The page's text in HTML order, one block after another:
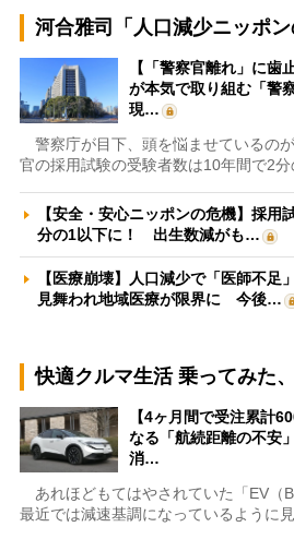
河合雅司「人口減少ニッポン
【「警察官離れ」に歯
が本気で取り組む「警
現…
警察庁が目下、頭を悩ませているの
官の採用試験の受験者数は10年間で2
【安全・安心ニッポンの危機】採用
分の1以下に！ 出生数減がも…
【医療崩壊】人口減少で「医師不足
見舞われ地域医療が限界に 今後…
快適クルマ生活 乗ってみた
【4ヶ月間で受注累計
なる「航続距離の不安
消…
あれほどもてはやされていた「EV（
最近では減速基調になっているように